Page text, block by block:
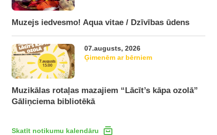
Muzejs iedvesmo! Aqua vitae / Dzīvības ūdens
07.augusts, 2026
Ģimenēm ar bērniem
Muzikālas rotaļas mazajiem “Lācīt’s kāpa ozolā”
Gāliņciema bibliotēkā
Skatīt notikumu kalendāru